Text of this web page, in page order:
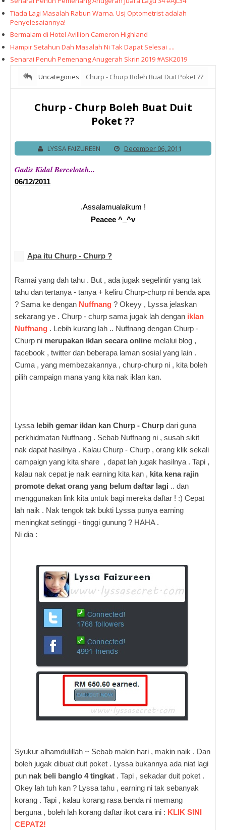
Tiada Lagi Masalah Rabun Warna. Usj Optometrist adalah
Penyelesaiannya!
Bermalam di Hotel Avillion Cameron Highland
Hampir Setahun Dah Masalah Ni Tak Dapat Selesai ....
Senarai Penuh Pemenang Anugerah Skrin 2019 #ASK2019
Uncategories
Churp - Churp Boleh Buat Duit Poket ??
Churp - Churp Boleh Buat Duit
Poket ??
LYSSA FAIZUREEN December 06, 2011
Gadis Kidal Berceloteh...
06/12/2011
.Assalamualaikum !
Peacee ^_^v
Apa itu Churp - Churp ?
Ramai yang dah tahu . But , ada jugak segelintir yang tak
tahu dan tertanya - tanya + keliru Churp-churp ni benda apa
? Sama ke dengan Nuffnang ? Okeyy , Lyssa jelaskan
sekarang ye . Churp - churp sama jugak lah dengan iklan
Nuffnang . Lebih kurang lah .. Nuffnang dengan Churp -
Churp ni merupakan iklan secara online melalui blog ,
facebook , twitter dan beberapa laman sosial yang lain .
Cuma , yang membezakannya , churp-churp ni , kita boleh
pilih campaign mana yang kita nak iklan kan.
Lyssa lebih gemar iklan kan Churp - Churp dari guna
perkhidmatan Nuffnang . Sebab Nuffnang ni , susah sikit
nak dapat hasilnya . Kalau Churp - Churp , orang klik sekali
campaign yang kita share , dapat lah jugak hasilnya . Tapi ,
kalau nak cepat je naik earning kita kan , kita kena rajin
promote dekat orang yang belum daftar lagi .. dan
menggunakan link kita untuk bagi mereka daftar ! :) Cepat
lah naik . Nak tengok tak bukti Lyssa punya earning
meningkat setinggi - tinggi gunung ? HAHA .
Ni dia :
Syukur alhamdulillah ~ Sebab makin hari , makin naik . Dan
boleh jugak dibuat duit poket . Lyssa bukannya ada niat lagi
pun nak beli banglo 4 tingkat . Tapi , sekadar duit poket .
Okey lah tuh kan ? Lyssa tahu , earning ni tak sebanyak
korang . Tapi , kalau korang rasa benda ni memang
berguna , boleh lah korang daftar ikot cara ini : KLIK SINI
CEPAT2!